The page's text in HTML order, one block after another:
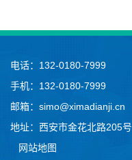
电话：132-0180-7999
手机：132-0180-7999
邮箱：simo@ximadianji.cn
地址：西安市金花北路205号
网站地图